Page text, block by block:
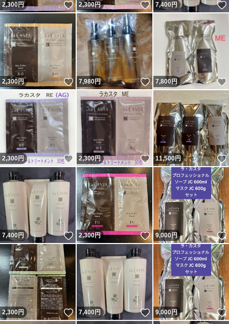
2,300円 いいね！
2,300円 いいね！
7,400円
2,300円 いいね！
7,980円 いいね！
7,800円
2,300円 いいね！
2,300円 いいね！
11,500円
7,400円 いいね！
2,300円 いいね！
9,000円
2,300円 いいね！
7,400円 いいね！
9,000円